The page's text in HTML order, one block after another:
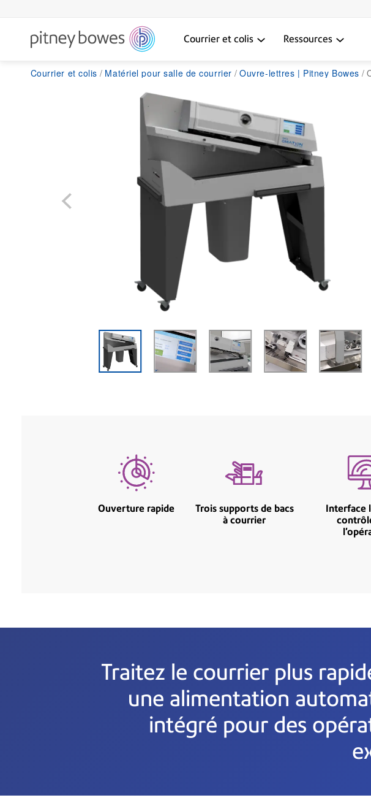
Courrier et colis Ressources
Courrier et colis Matériel pour salle de courrier Ouvre-lettres | Pitney Bowes
Ouverture rapide
Trois supports de bacs
à courrier
Interface
Traitez le courrier plus
une alimentation
intégré pour des